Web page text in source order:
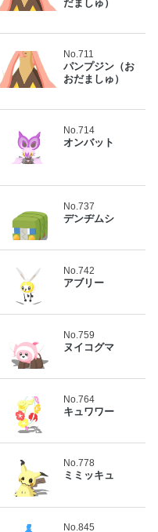
だましゅ）
No.711
パンプジン（お
おだましゅ）
No.714
オンバット
No.737
デンヂムシ
No.742
アブリー
No.759
ヌイコグマ
No.764
キュワワー
No.778
ミミッキュ
No.845